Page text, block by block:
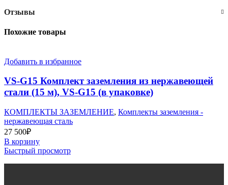
Отзывы
Похожие товары
Добавить в избранное
VS-G15 Комплект заземления из нержавеющей
стали (15 м), VS-G15 (в упаковке)
КОМПЛЕКТЫ ЗАЗЕМЛЕНИЕ, Комплекты заземления -
нержавеющая сталь
27 500₽
В корзину
Быстрый просмотр